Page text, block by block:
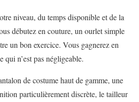
niveau, du temps disponible et de la
débutez en couture, un ourlet simple
un bon exercice. Vous gagnerez en
qui n’est pas négligeable.
de costume haut de gamme, une
particulièrement discrète, le tailleur